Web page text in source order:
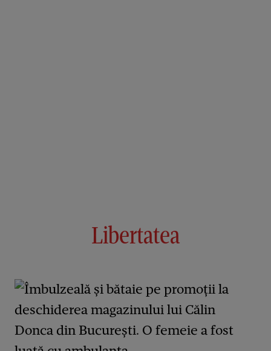
Libertatea